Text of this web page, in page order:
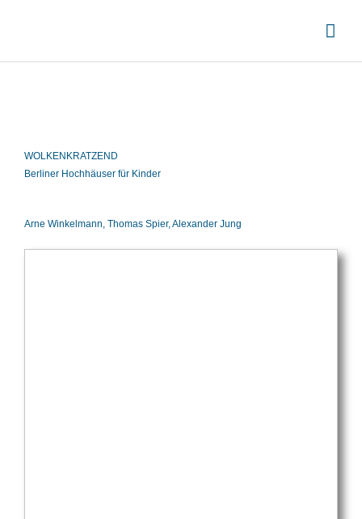
WOLKENKRATZEND
Berliner Hochhäuser für Kinder
Arne Winkelmann, Thomas Spier, Alexander Jung